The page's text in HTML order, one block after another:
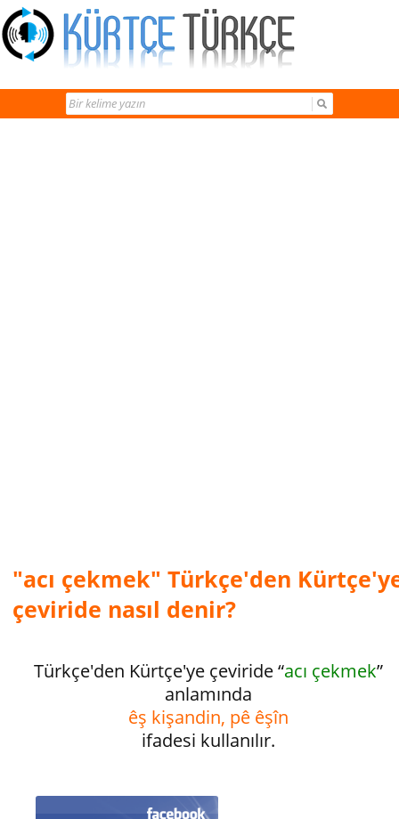
"acı çekmek" Türkçe'den
çeviride nasıl denir?
Türkçe'den Kürtçe'ye çeviride “acı çekmek”
anlamında
êş kişandin, pê êşîn
ifadesi kullanılır.